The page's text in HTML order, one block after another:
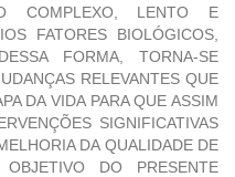
COMPLEXO, LENTO E
FATORES BIOLÓGICOS,
FORMA, TORNA-SE
RELEVANTES QUE
DA VIDA PARA QUE ASSIM
SIGNIFICATIVAS
DA QUALIDADE DE
DO PRESENTE